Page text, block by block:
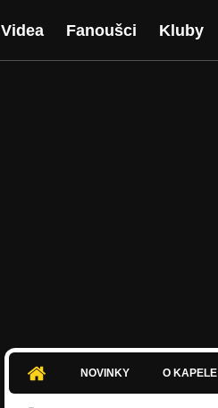
Videa Fanoušci Kluby
NOVINKY O KAPELE